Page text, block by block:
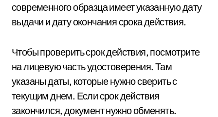
современного образца имеет указанную дату
выдачи и дату окончания срока действия.
Чтобы проверить срок действия, посмотрите
на лицевую часть удостоверения. Там
указаны даты, которые нужно сверить с
текущим днем. Если срок действия
закончился, документ нужно обменять.